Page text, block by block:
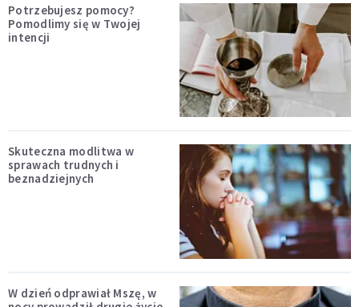
Potrzebujesz pomocy?
Pomodlimy się w Twojej
intencji
Skuteczna modlitwa w
sprawach trudnych i
beznadziejnych
W dzień odprawiał Mszę, w